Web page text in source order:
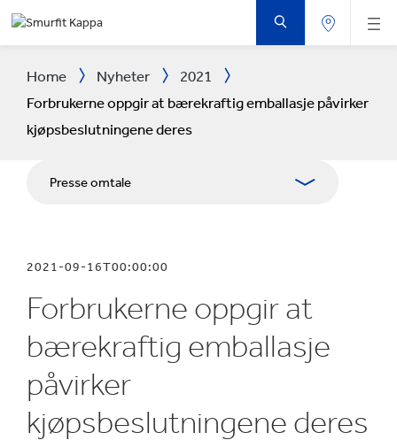
TIL
Home Nyheter
2021
Forbrukerne oppgir at bærekraftig emballasje påvirker
kjøpsbeslutningene deres
Presse omtale
Pressekontakter
Blogg
2021-09-16T00:00:00
Forbrukerne oppgir at
bærekraftig emballasje
påvirker
kjøpsbeslutningene deres